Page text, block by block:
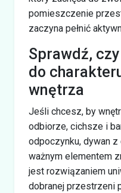
pomieszczenie
zaczyna pełnić
Sprawdź,
do
wnętrza
Jeśli chcesz, by
odbiorze, cichsze i
odpoczynku, dywan z
ważnym elementem
jest rozwiązaniem
dobranej przestrzeni